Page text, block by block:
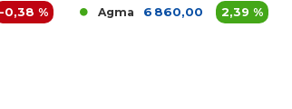
Agma 6 860,00 2,39 % Akdital